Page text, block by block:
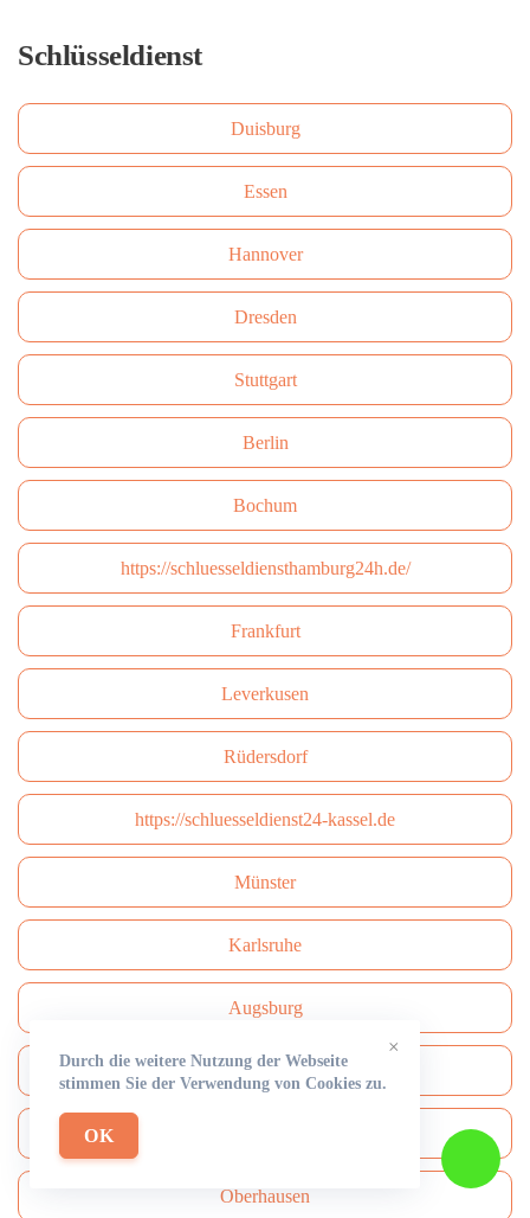
Schlüsseldienst
Duisburg
Essen
Hannover
Dresden
Stuttgart
Berlin
Bochum
https://schluesseldiensthamburg24h.de/
Frankfurt
Leverkusen
Rüdersdorf
https://schluesseldienst24-kassel.de
Münster
Karlsruhe
Augsburg
Wiesbaden
Oberhausen
×
Durch die weitere Nutzung der Webseite
stimmen Sie der Verwendung von Cookies zu.
OK